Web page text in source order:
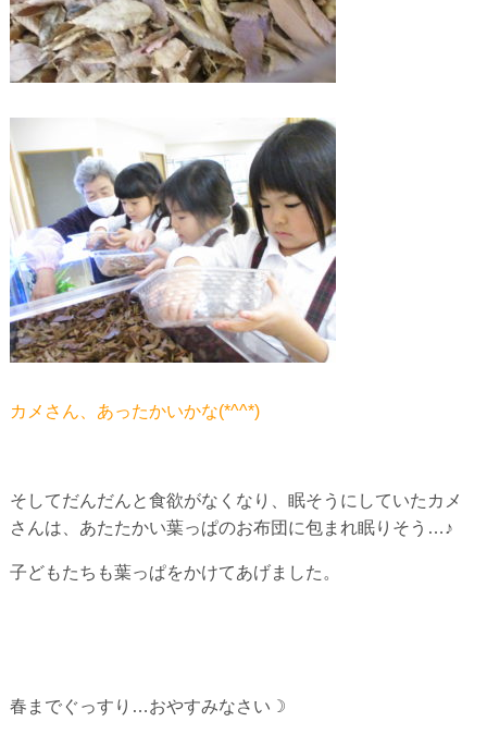
カメさん、あったかいかな(*^^*)
そしてだんだんと食欲がなくなり、眠そうにしていたカメ
さんは、あたたかい葉っぱのお布団に包まれ眠りそう…♪
子どもたちも葉っぱをかけてあげました。
春までぐっすり…おやすみなさい☽